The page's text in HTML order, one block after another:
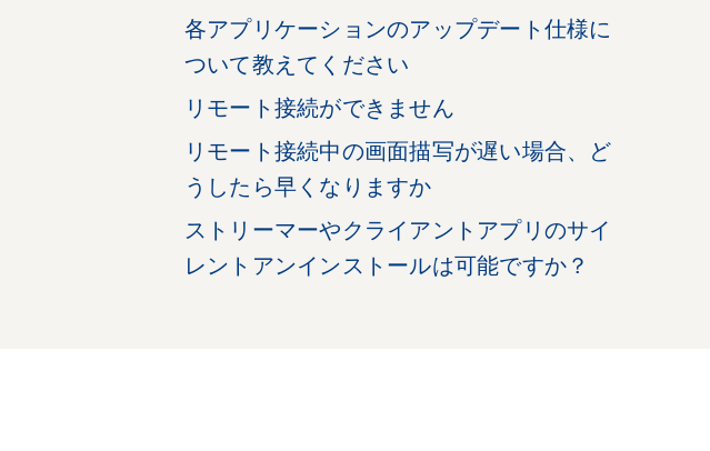
各アプリケーションのアップデート仕様に
ついて教えてください
リモート接続ができません
リモート接続中の画面描写が遅い場合、ど
うしたら早くなりますか
ストリーマーやクライアントアプリのサイ
レントアンインストールは可能ですか？